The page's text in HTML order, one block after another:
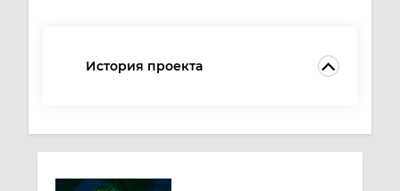
История проекта